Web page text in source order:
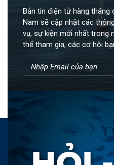
Bản tin điện tử hàng tháng
Nam sẽ cập nhật các
vụ, sự kiện mới nhất trong
thể tham gia, các cơ hội